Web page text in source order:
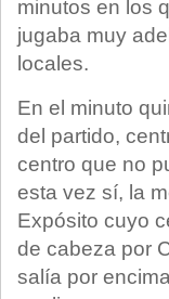
minutos en los
jugaba muy
locales.
En el minuto
del partido,
centro que no
esta vez sí, la
Expósito cuyo
de cabeza por
salía por